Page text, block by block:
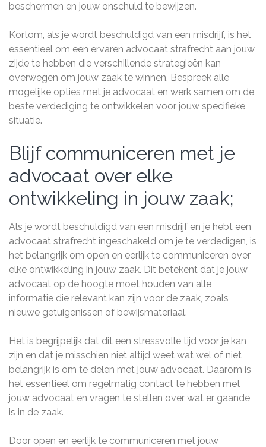
beschermen en jouw onschuld te bewijzen.
Kortom, als je wordt beschuldigd van een misdrijf, is het
essentieel om een ervaren advocaat strafrecht aan jouw
zijde te hebben die verschillende strategieën kan
overwegen om jouw zaak te winnen. Bespreek alle
mogelijke opties met je advocaat en werk samen om de
beste verdediging te ontwikkelen voor jouw specifieke
situatie.
Blijf communiceren met je
advocaat over elke
ontwikkeling in jouw zaak;
Als je wordt beschuldigd van een misdrijf en je hebt een
advocaat strafrecht ingeschakeld om je te verdedigen, is
het belangrijk om open en eerlijk te communiceren over
elke ontwikkeling in jouw zaak. Dit betekent dat je jouw
advocaat op de hoogte moet houden van alle
informatie die relevant kan zijn voor de zaak, zoals
nieuwe getuigenissen of bewijsmateriaal.
Het is begrijpelijk dat dit een stressvolle tijd voor je kan
zijn en dat je misschien niet altijd weet wat wel of niet
belangrijk is om te delen met jouw advocaat. Daarom is
het essentieel om regelmatig contact te hebben met
jouw advocaat en vragen te stellen over wat er gaande
is in de zaak.
Door open en eerlijk te communiceren met jouw